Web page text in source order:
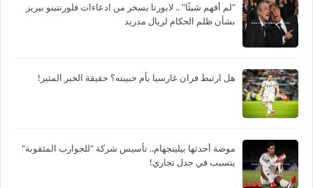
"لم أفهم شيئًا" .. لابورتا يسخر من ادعاءات فلورنتينو بيريز
بشأن ظلم الحكام لريال مدريد
هل ارتبط فران غارسيا بأم حبيبته؟ حقيقة الخبر المثير!
موضة أحدثها بيلينجهام.. تأسيس شركة "للجوارب المثقوبة"
يتسبب في جدل تجاري!